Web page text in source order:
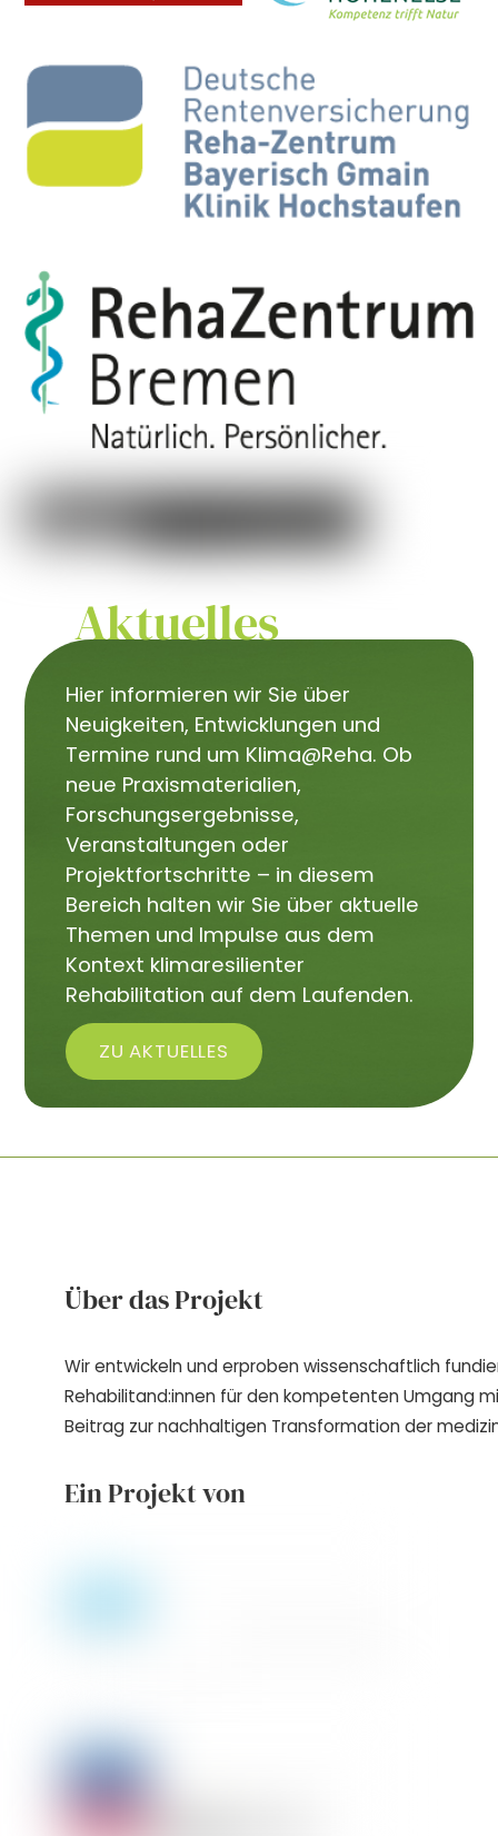
Aktuelles
Hier informieren wir Sie über
Neuigkeiten, Entwicklungen und
Termine rund um Klima@Reha. Ob
neue Praxismaterialien,
Forschungsergebnisse,
Veranstaltungen oder
Projektfortschritte – in diesem
Bereich halten wir Sie über aktuelle
Themen und Impulse aus dem
Kontext klimaresilienter
Rehabilitation auf dem Laufenden.
ZU AKTUELLES
Über das Projekt
Wir entwickeln und erproben wissenschaftlich
Rehabilitand:innen für den kompetenten Umgang
Beitrag zur nachhaltigen Transformation der
Ein Projekt von